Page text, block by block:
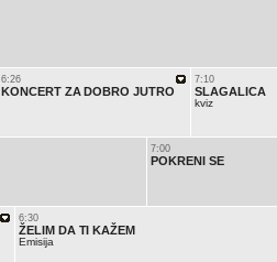
6:26
KONCERT ZA DOBRO JUTRO
7:10
SLAGALICA
kviz
7:00
POKRENI SE
6:30
ŽELIM DA TI KAŽEM
Emisija